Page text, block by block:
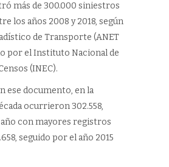
más de 300.000 siniestros
los años 2008 y 2018, según
de Transporte (ANET
por el Instituto Nacional de
(INEC).
ese documento, en la
ocurrieron 302.558,
año con mayores registros
seguido por el año 2015